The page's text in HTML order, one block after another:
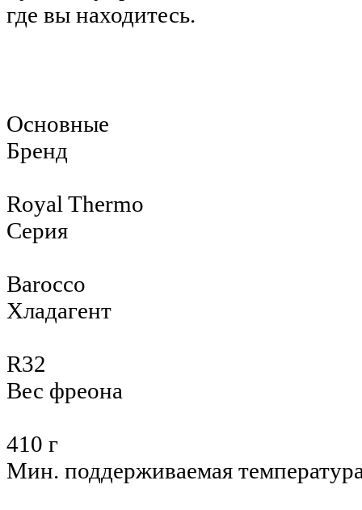
где вы находитесь.
Основные
Бренд
Royal Thermo
Серия
Barocco
Хладагент
R32
Вес фреона
410 г
Мин. поддерживаемая